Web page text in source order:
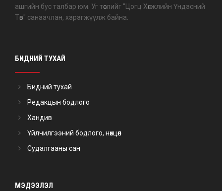
ашгийн бус талбар юм. Уг төслийг "Цогц Хөгжлийн Үндэсний
Төв" санаачлан, хэрэгжүүлж байна.
БИДНИЙ ТУХАЙ
Бидний тухай
Редакцын бодлого
Хандив
Үйлчилгээний бодлого, нөхцөл
Судалгааны сан
МЭДЭЭЛЭЛ